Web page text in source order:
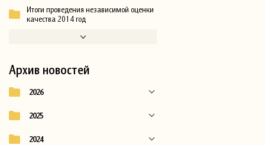
Итоги проведения независимой оценки
качества 2014 год
Архив новостей
2026
2025
2024